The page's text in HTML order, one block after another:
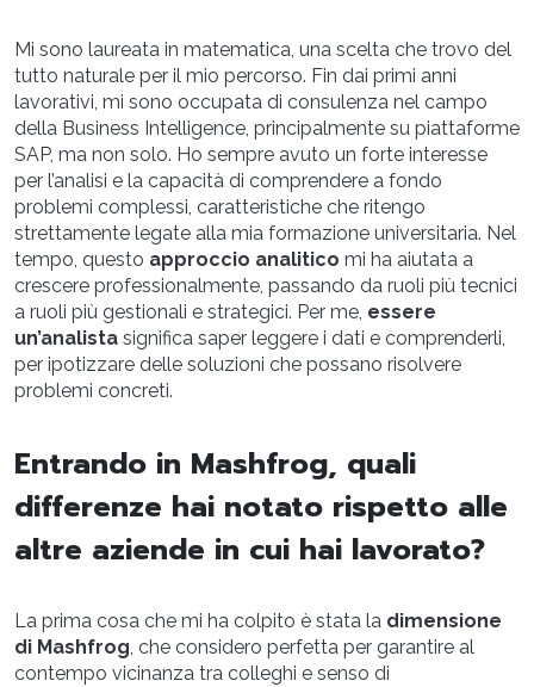
Mi sono laureata in matematica, una scelta che trovo del
tutto naturale per il mio percorso. Fin dai primi anni
lavorativi, mi sono occupata di consulenza nel campo
della Business Intelligence, principalmente su piattaforme
SAP, ma non solo. Ho sempre avuto un forte interesse
per l’analisi e la capacità di comprendere a fondo
problemi complessi, caratteristiche che ritengo
strettamente legate alla mia formazione universitaria. Nel
tempo, questo approccio analitico mi ha aiutata a
crescere professionalmente, passando da ruoli più tecnici
a ruoli più gestionali e strategici. Per me, essere
un’analista significa saper leggere i dati e comprenderli,
per ipotizzare delle soluzioni che possano risolvere
problemi concreti.
Entrando in Mashfrog, quali
differenze hai notato rispetto alle
altre aziende in cui hai lavorato?
La prima cosa che mi ha colpito è stata la dimensione
di Mashfrog, che considero perfetta per garantire al
contempo vicinanza tra colleghi e senso di